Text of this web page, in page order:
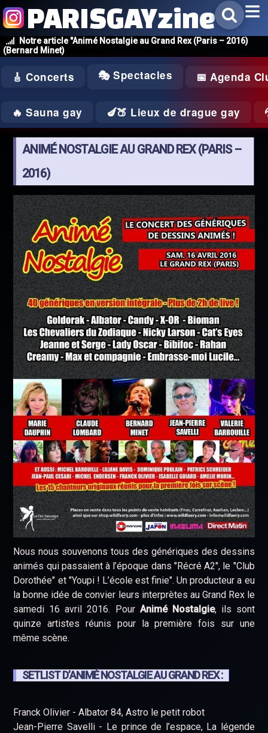
Notre article "Animé Nostalgie au Grand Rex (Paris – 2016)
(Bernard Minet)
PARISGAYzine
🎸 Concerts 🎭 Spectacles 📅 Agenda
🔥 Sauna gay 🍆🍑 Lieux de drague gay
ANIMÉ NOSTALGIE AU GRAND REX (PARIS –
2016)
Nous nous souvenons tous des génériques des dessins
animés qui passaient à l’époque dans "Récré A2", le "Club
Dorothée" et "Youpi ! L’école est finie". Un producteur a eu
la bonne idée de convier leurs interprètes au Grand Rex le
samedi 16 avril 2016. Pour Animé Nostalgie, ils sont
quinze artistes réunis pour la première fois sur une
même scène.
SETLIST D’ANIMÉ NOSTALGIE AU GRAND REX :
Franck Olivier - Albator 84, Astro le petit robot
Jean-Pierre Savelli - Le prince de l’espace, La légende